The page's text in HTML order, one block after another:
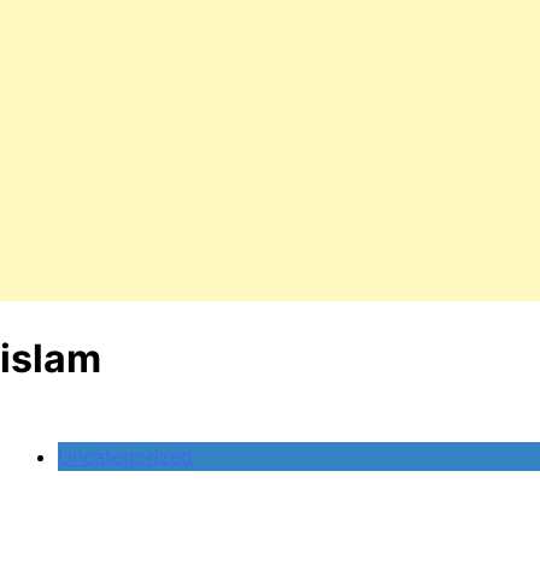
islam
Uncategorized